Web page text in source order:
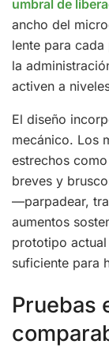
umbral de
ancho del
lente para
la
activen a
El diseño
mecánico. Los
estrechos
breves y
—parpadear,
aumentos
prototipo
suficiente para
Pruebas